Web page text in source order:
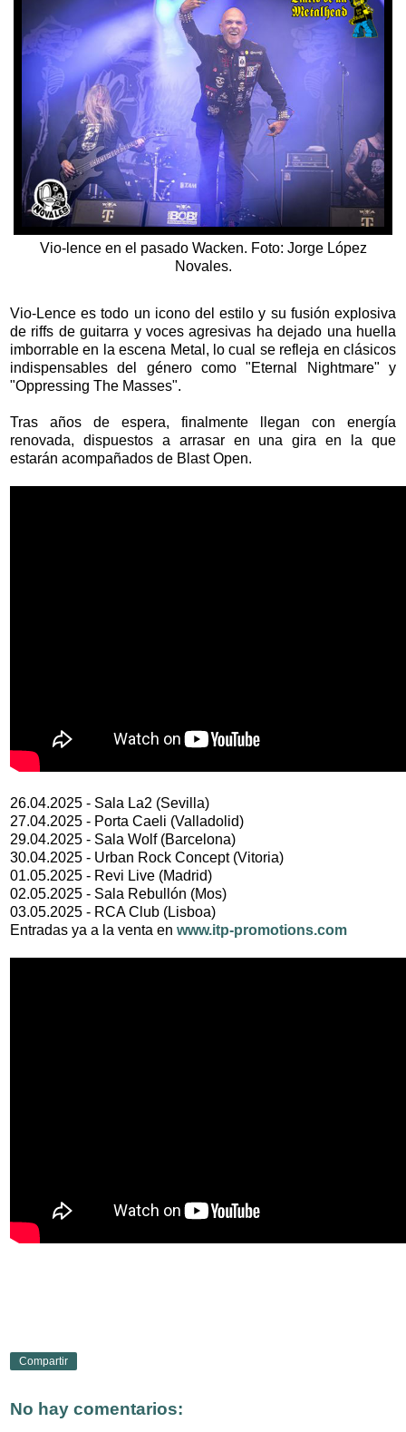
Vio-lence en el pasado Wacken. Foto: Jorge López
Novales.
Vio-Lence es todo un icono del estilo y su fusión explosiva
de riffs de guitarra y voces agresivas ha dejado una huella
imborrable en la escena Metal, lo cual se refleja en clásicos
indispensables del género como "Eternal Nightmare" y
"Oppressing The Masses".
Tras años de espera, finalmente llegan con energía
renovada, dispuestos a arrasar en una gira en la que
estarán acompañados de Blast Open.
26.04.2025 - Sala La2 (Sevilla)
27.04.2025 - Porta Caeli (Valladolid)
29.04.2025 - Sala Wolf (Barcelona)
30.04.2025 - Urban Rock Concept (Vitoria)
01.05.2025 - Revi Live (Madrid)
02.05.2025 - Sala Rebullón (Mos)
03.05.2025 - RCA Club (Lisboa)
Entradas ya a la venta en www.itp-promotions.com
Compartir
No hay comentarios: